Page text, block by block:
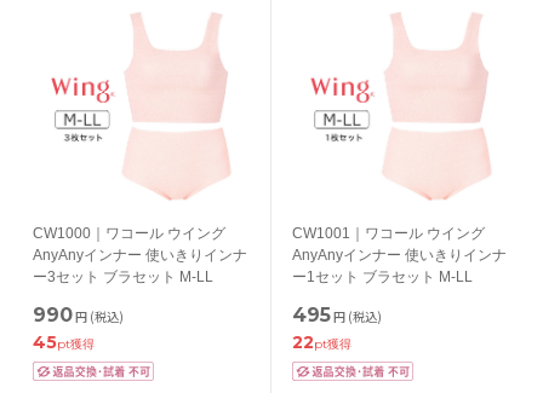
CW1000｜ワコール ウイング
AnyAnyインナー 使いきりインナ
ー3セット ブラセット M-LL
990円 (税込)
45pt獲得
CW1001｜ワコール ウイング
AnyAnyインナー 使いきりインナ
ー1セット ブラセット M-LL
495円 (税込)
22pt獲得